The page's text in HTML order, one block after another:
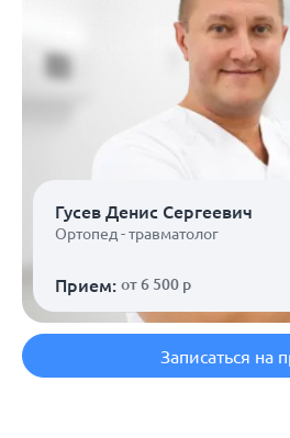
Гусев Денис Сергеевич
Ортопед - травматолог
Прием: от 6 500 р
Записаться на